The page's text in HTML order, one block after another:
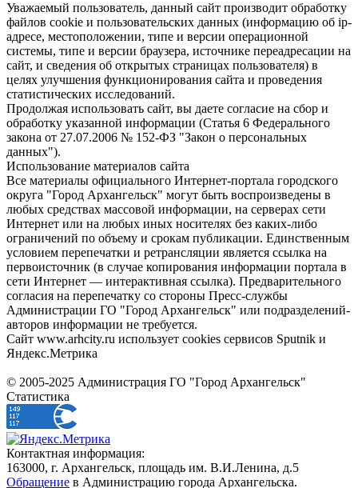
Уважаемый пользователь, данный сайт производит обработку
файлов cookie и пользовательских данных (информацию об ip-
адресе, местоположении, типе и версии операционной
системы, типе и версии браузера, источнике переадресации на
сайт, и сведения об открытых страницах пользователя) в
целях улучшения функционирования сайта и проведения
статистических исследований.
Продолжая использовать сайт, вы даете согласие на сбор и
обработку указанной информации (Статья 6 Федерального
закона от 27.07.2006 № 152-ФЗ "Закон о персональных
данных").
Использование материалов сайта
Все материалы официального Интернет-портала городского
округа "Город Архангельск" могут быть воспроизведены в
любых средствах массовой информации, на серверах сети
Интернет или на любых иных носителях без каких-либо
ограничений по объему и срокам публикации. Единственным
условием перепечатки и ретрансляции является ссылка на
первоисточник (в случае копирования информации портала в
сети Интернет — интерактивная ссылка). Предварительного
согласия на перепечатку со стороны Пресс-службы
Администрации ГО "Город Архангельск" или подразделений-
авторов информации не требуется.
Сайт www.arhcity.ru использует cookies сервисов Sputnik и
Яндекс.Метрика
© 2005-2025 Администрация ГО "Город Архангельск"
Статистика
Контактная информация:
163000, г. Архангельск, площадь им. В.И.Ленина, д.5
Обращение в Администрацию города Архангельска.